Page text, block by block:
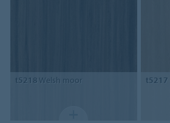
t5218 Welsh moor t5217